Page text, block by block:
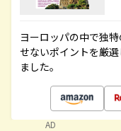
ヨーロッパの中で独
せないポイントを厳
ました。
AD